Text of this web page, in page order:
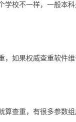
校不一样，一般本
如果权威查重软件
查重，有很多参数组